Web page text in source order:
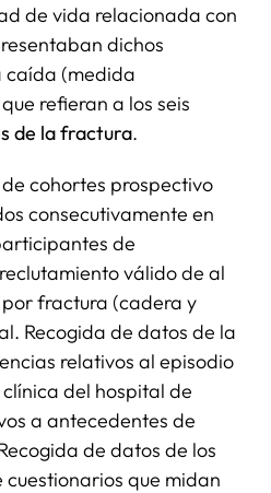
de vida relacionada con
dichos
caída (medida
refieran a los seis
de la fractura.
cohortes prospectivo
consecutivamente en
de
válido de al
fractura (cadera y
Recogida de datos de la
relativos al episodio
del hospital de
a antecedentes de
de datos de los
que midan